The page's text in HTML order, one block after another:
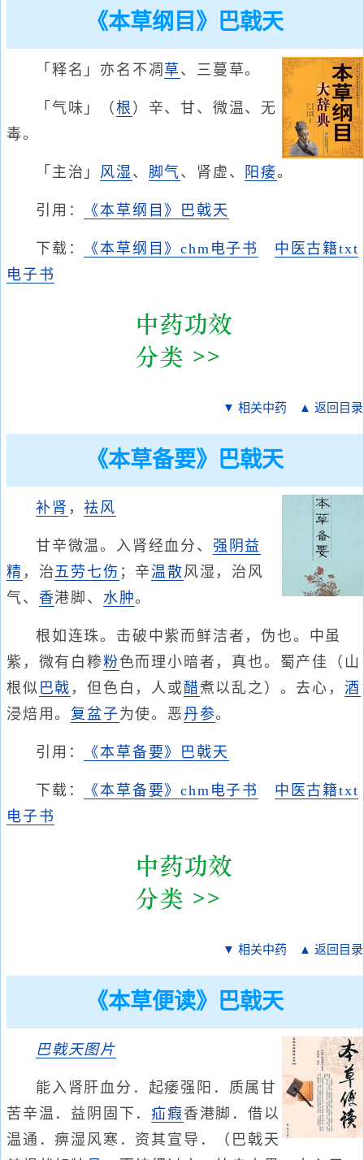
《本草纲目》巴戟天
「释名」亦名不凋 草 、三蔓草。
「气味」（ 根 ）辛、甘、微温、无
毒。
「主治」 风湿 、 脚气、肾虚、 阳痿。
引用： 《本草纲目》巴戟天
下载： 《本草纲目》chm电子书
中医古籍txt
电子书
▼ 相关中药 ▲ 返回目录
《本草备要》巴戟天
补肾 ，祛风
甘辛微温。入肾经血分、 强阴 益
精 ，治五劳七伤 ；辛温散风湿，治风
气、 香港脚、 水肿。
根如连珠。击破中紫而鲜洁者，伪也。中虽
紫，微有白糁粉色而理小暗者，真也。蜀产佳（山
根似 巴戟 ，但色白，人或醋煮以乱之）。去心， 酒
浸焙用。 复盆子为使。恶 丹参。
引用： 《本草备要》巴戟天
下载： 《本草备要》chm电子书
中医古籍txt
电子书
▼ 相关中药 ▲ 返回目录
《本草便读》巴戟天
巴戟天图片
能入肾肝血分．起痿强阳．质属甘
苦辛温．益阴固下．疝瘕 香港脚．借以
温通．痹湿风寒．资其宣导．（巴戟天